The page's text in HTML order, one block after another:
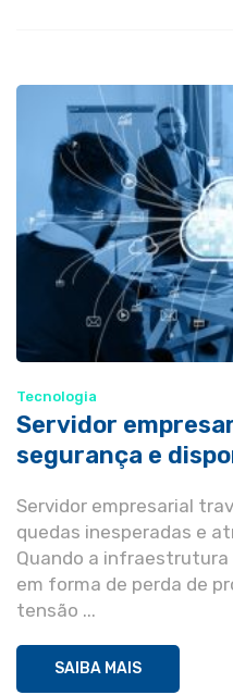
Tecnologia
Servidor
segurança e
Servidor empresarial
quedas inesperadas e
Quando a
em forma de perda de
tensão ...
SAIBA MAIS